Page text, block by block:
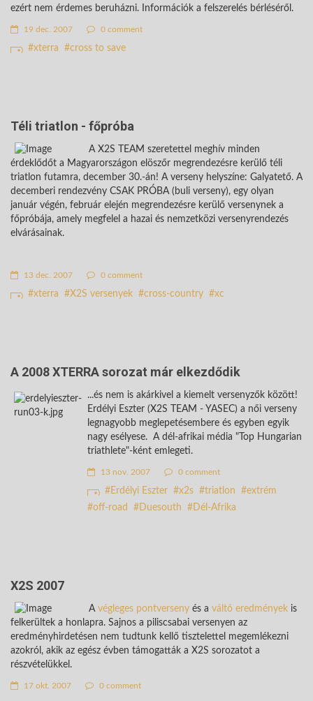
ezért nem érdemes beruházni. Információk a felszerelés bérléséről.
19 dec. 2007 0 comment
xterra cross to save
Téli triatlon - főpróba
A X2S TEAM szeretettel meghív minden
érdeklődőt a Magyarországon elöszőr megrendezésre kerülő téli
triatlon futamra, december 30.-án! A verseny helyszíne: Galyatető. A
decemberi rendezvény CSAK PRÓBA (buli verseny), egy olyan
január végén, február elején megrendezésre kerülő versenynek a
főpróbája, amely megfelel a hazai és nemzetközi versenyrendezés
elvárásainak.
13 dec. 2007 0 comment
xterra X2S versenyek cross-country xc
A 2008 XTERRA sorozat már elkezdődik
...és nem is akárkivel a kiemelt versenyzők között!
Erdélyi Eszter (X2S TEAM - YASEC) a női verseny
legnagyobb meglepetésembere és egyben egyik
nagy esélyese. A dél-afrikai média "Top Hungarian
triathlete"-ként emlegeti.
13 nov. 2007 0 comment
Erdélyi Eszter x2s triatlon
extrém
off-road
Duesouth Dél-Afrika
X2S 2007
A végleges pontverseny és a váltó eredmények is
felkerültek a honlapra. Sajnos a piliscsabai versenyen az
eredményhirdetésen nem tudtunk kellő tisztelettel megemlékezni
azokról, akik az egész évben támogatták a X2S sorozatot a
részvételükkel.
17 okt. 2007 0 comment